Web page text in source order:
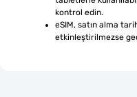
kontrol edin.
eSIM, satın alma
etkinleştirilmezse